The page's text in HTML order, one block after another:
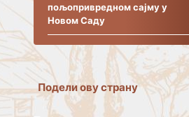
пољопривредном сајму у
Новом Саду
30.01.2024.
Конференција за медије - Први
резултати Пописа
пољопривреде 2023
Подели ову страну